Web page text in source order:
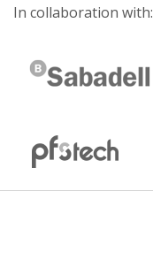
In collaboration with: